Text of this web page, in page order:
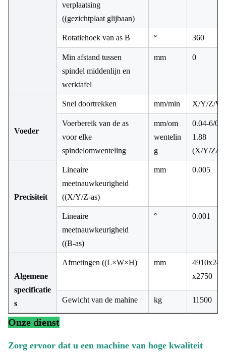
verplaatsing
((gezichtplaat glijbaan)
Rotatiehoek van as B ° 360
Min afstand tussen
spindel middenlijn en
werktafel
mm 0
Voeder
Snel doortrekken mm/min X/Y/Z/
Voerbereik van de as
voor elke
spindelomwenteling
mm/om
wentelin
g
0.04-6/
1.88
(X/Y/Z/
Precisiteit
Lineaire
meetnauwkeurigheid
((X/Y/Z-as)
mm 0.005
Lineaire
meetnauwkeurigheid
((B-as)
° 0.001
Algemene
specificatie
s
Afmetingen ((L×W×H) mm
x2750
Gewicht van de mahine kg 11500
Onze dienst
Zorg ervoor dat u een machine van hoge kwaliteit